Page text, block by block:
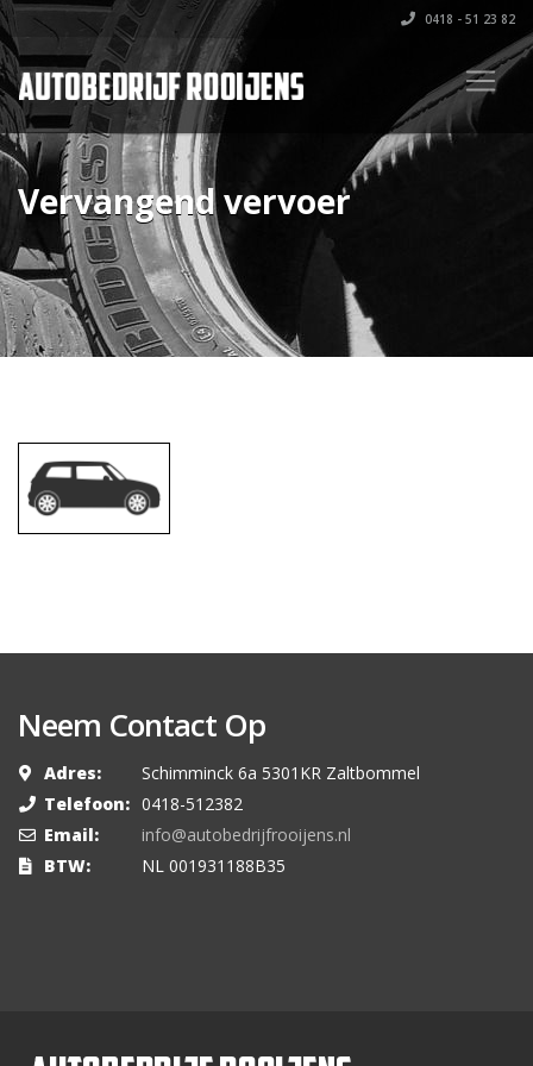
0418 - 51 23 82
Vervangend vervoer
Neem Contact Op
Adres:
Schimminck 6a 5301KR Zaltbommel
Telefoon: 0418-512382
Email:
info@autobedrijfrooijens.nl
BTW:
NL 001931188B35